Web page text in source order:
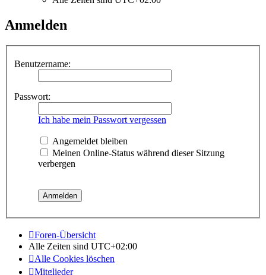
Anmelden
Benutzername:
Passwort:
Ich habe mein Passwort vergessen
Angemeldet bleiben
Meinen Online-Status während dieser Sitzung
verbergen
Foren-Übersicht
Alle Zeiten sind UTC+02:00
Alle Cookies löschen
Mitglieder